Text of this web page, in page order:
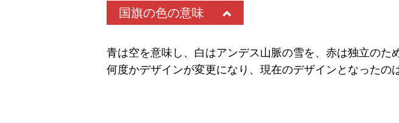
国旗の色の意味
青は空を意味し、白はアンデス山脈の雪を、赤は独立のた
何度かデザインが変更になり、現在のデザインとなったのは